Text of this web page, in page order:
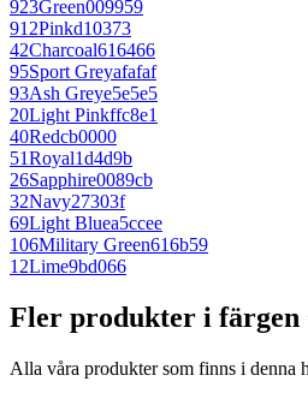
923Green009959
912Pinkd10373
42Charcoal616466
95Sport Greyafafaf
93Ash Greye5e5e5
20Light Pinkffc8e1
40Redcb0000
51Royal1d4d9b
26Sapphire0089cb
32Navy27303f
69Light Bluea5ccee
106Military Green616b59
12Lime9bd066
Fler produkter i färgen
Alla våra produkter som finns i denna